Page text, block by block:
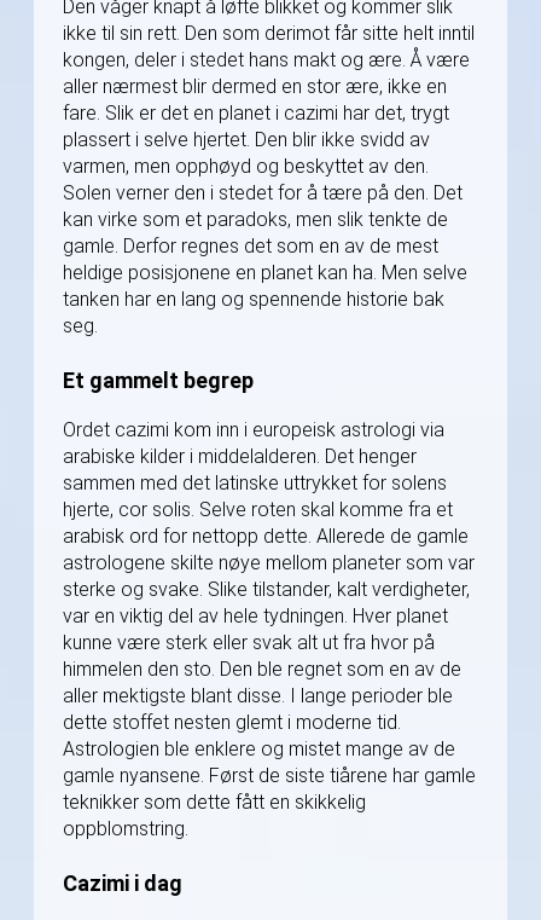
Den våger knapt å løfte blikket og kommer slik
ikke til sin rett. Den som derimot får sitte helt inntil
kongen, deler i stedet hans makt og ære. Å være
aller nærmest blir dermed en stor ære, ikke en
fare. Slik er det en planet i cazimi har det, trygt
plassert i selve hjertet. Den blir ikke svidd av
varmen, men opphøyd og beskyttet av den.
Solen verner den i stedet for å tære på den. Det
kan virke som et paradoks, men slik tenkte de
gamle. Derfor regnes det som en av de mest
heldige posisjonene en planet kan ha. Men selve
tanken har en lang og spennende historie bak
seg.
Et gammelt begrep
Ordet cazimi kom inn i europeisk astrologi via
arabiske kilder i middelalderen. Det henger
sammen med det latinske uttrykket for solens
hjerte, cor solis. Selve roten skal komme fra et
arabisk ord for nettopp dette. Allerede de gamle
astrologene skilte nøye mellom planeter som var
sterke og svake. Slike tilstander, kalt verdigheter,
var en viktig del av hele tydningen. Hver planet
kunne være sterk eller svak alt ut fra hvor på
himmelen den sto. Den ble regnet som en av de
aller mektigste blant disse. I lange perioder ble
dette stoffet nesten glemt i moderne tid.
Astrologien ble enklere og mistet mange av de
gamle nyansene. Først de siste tiårene har gamle
teknikker som dette fått en skikkelig
oppblomstring.
Cazimi i dag